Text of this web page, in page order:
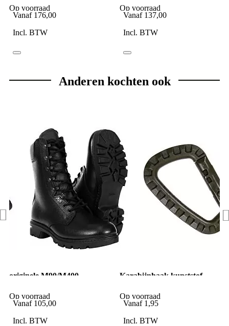
Op voorraad
Vanaf 176,00
Incl. BTW
CE
Op voorraad
Vanaf 137,00
Incl. BTW
Anderen kochten ook
originele M90/M400
Op voorraad
Vanaf 105,00
Incl. BTW
Karabijnhaak kunststof
Op voorraad
Vanaf 1,95
Incl. BTW